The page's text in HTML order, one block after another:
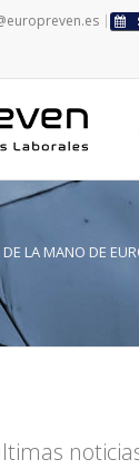
LA MANO DE